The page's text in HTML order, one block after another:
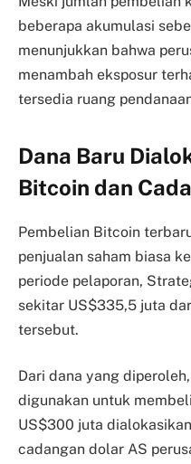
beberapa akumulasi
menunjukkan bahwa
menambah eksposur
tersedia ruang
Dana Baru
Bitcoin dan
Pembelian Bitcoin
penjualan saham biasa
periode pelaporan,
sekitar US$335,5 juta
tersebut.
Dari dana yang
digunakan untuk
US$300 juta
cadangan dolar AS